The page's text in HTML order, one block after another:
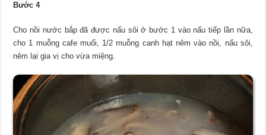
Bước 4
Cho nồi nước bắp đã được nấu sôi ở bước 1 vào nấu tiếp lần nữa,
cho 1 muỗng cafe muối, 1/2 muỗng canh hạt nêm vào nồi, nấu sôi,
nêm lại gia vị cho vừa miệng.